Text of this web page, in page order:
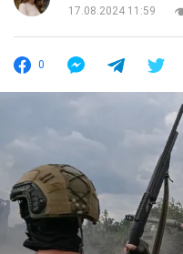
17.08.2024 11:59
0